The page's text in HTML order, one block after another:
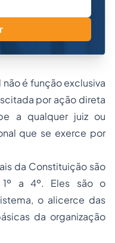
é função exclusiva
por ação direta
a qualquer juiz ou
que se exerce por
da Constituição são
1º a 4º. Eles são o
o alicerce das
da organização